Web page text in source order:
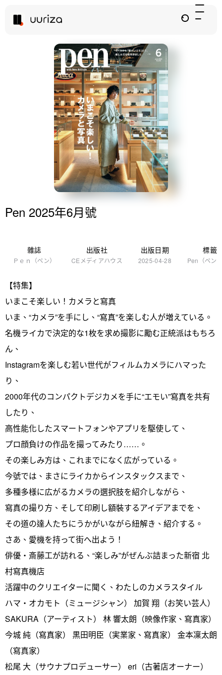
Pen 2025年6月號
雜誌
Ｐｅｎ（ペン）
出版社
CEメディアハウス
出版日期
2025-04-28
標籤
Pen（ペン
【特集】
いまこそ楽しい！カメラと寫真
いま、“カメラ”を手にし、“寫真”を楽しむ人が増えている。
名機ライカで決定的な1枚を求め撮影に勵む正統派はもちろ
ん、
Instagramを楽しむ若い世代がフィルムカメラにハマった
り、
2000年代のコンパクトデジカメを手に“エモい”寫真を共有
したり、
高性能化したスマートフォンやアプリを駆使して、
プロ顔負けの作品を撮ってみたり……。
その楽しみ方は、これまでになく広がっている。
今號では、まさにライカからインスタックスまで、
多種多様に広がるカメラの選択肢を紹介しながら、
寫真の撮り方、そして印刷し額裝するアイデアまでを、
その道の達人たちにうかがいながら紐解き、紹介する。
さあ、愛機を持って街へ出よう！
俳優・斎藤工が訪れる、“楽しみ”がぜんぶ詰まった新宿 北
村寫真機店
活躍中のクリエイターに聞く、わたしのカメラスタイル
ハマ・オカモト（ミュージシャン） 加賀 翔（お笑い芸人）
SAKURA（アーティスト） 林 響太朗（映像作家、寫真家）
今城 純（寫真家） 黒田明臣（実業家、寫真家） 金本凜太朗
（寫真家）
松尾 大（サウナプロデューサー） eri（古著店オーナー）